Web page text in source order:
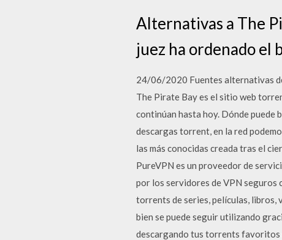
Alternativas a The
juez ha ordenado el
24/06/2020 Fuentes alternativas
The Pirate Bay es el sitio web
continúan hasta hoy. Dónde puede
descargas torrent, en la red
las más conocidas creada tras el
PureVPN es un proveedor de
por los servidores de VPN seguros
torrents de series, películas, libros,
bien se puede seguir utilizando
descargando tus torrents favoritos